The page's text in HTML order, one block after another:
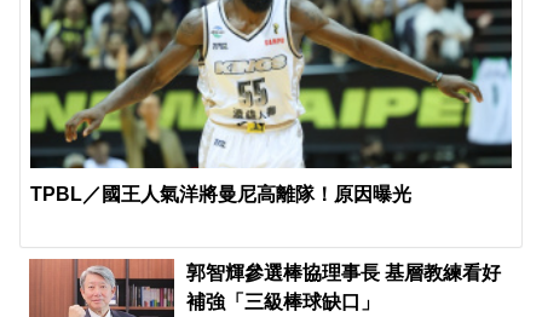
TPBL／國王人氣洋將曼尼高離隊！原因曝光
郭智輝參選棒協理事長 基層教練看好
補強「三級棒球缺口」